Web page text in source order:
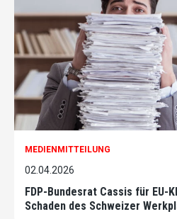
MEDIENMITTEILUNG
02.04.2026
FDP-Bundesrat Cassis für EU-
Schaden des Schweizer